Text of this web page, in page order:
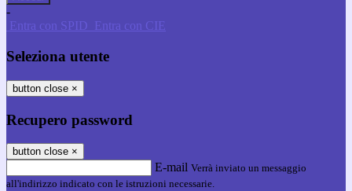
-
Entra con SPID Entra con CIE
Seleziona utente
button close ×
Recupero password
button close ×
E-mail Verrà inviato un messaggio
all'indirizzo indicato con le istruzioni necessarie.